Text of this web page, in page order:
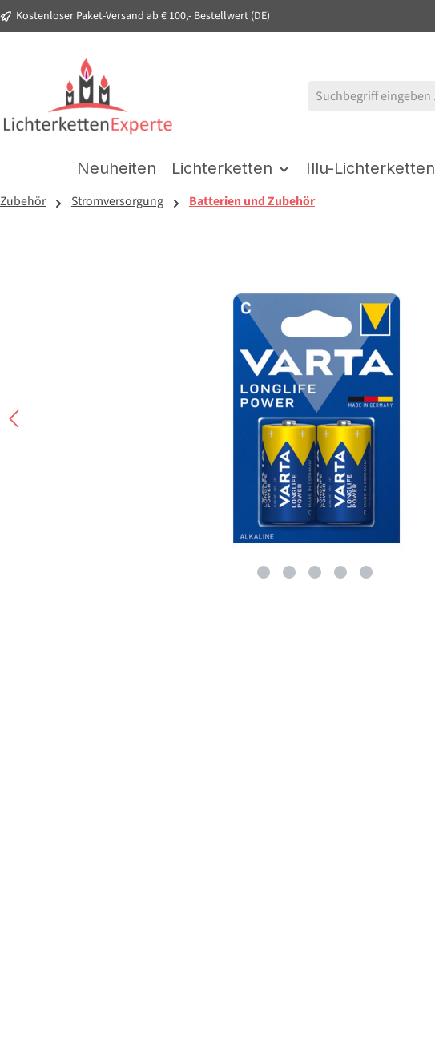
Zur Hauptnavigation springen
Kostenloser Paket-Versand ab € 100,- Bestellwert (DE)
Neuheiten Lichterketten Illu-Lichterketten
Zubehör Stromversorgung Batterien und Zubehör